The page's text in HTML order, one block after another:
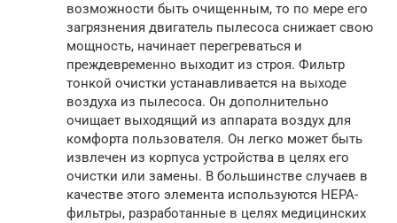
возможности быть очищенным, то по мере его
загрязнения двигатель пылесоса снижает свою
мощность, начинает перегреваться и
преждевременно выходит из строя. Фильтр
тонкой очистки устанавливается на выходе
воздуха из пылесоса. Он дополнительно
очищает выходящий из аппарата воздух для
комфорта пользователя. Он легко может быть
извлечен из корпуса устройства в целях его
очистки или замены. В большинстве случаев в
качестве этого элемента используются НЕРА-
фильтры, разработанные в целях медицинских